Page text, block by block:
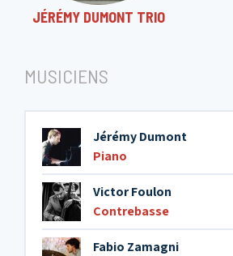
JÉRÉMY DUMONT TRIO
MUSICIENS
Jérémy Dumont
Piano
Victor Foulon
Contrebasse
Fabio Zamagni